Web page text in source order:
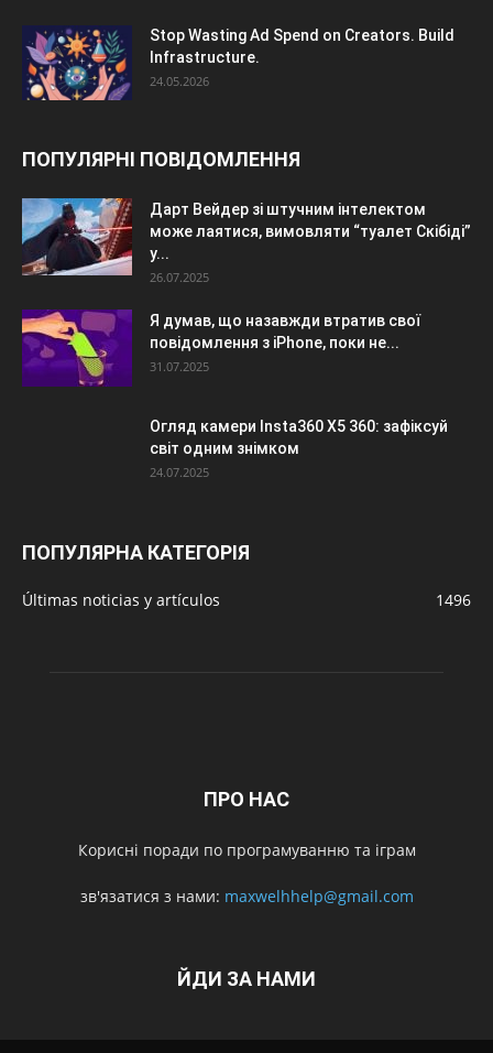
Stop Wasting Ad Spend on Creators. Build
Infrastructure.
24.05.2026
ПОПУЛЯРНІ ПОВІДОМЛЕННЯ
Дарт Вейдер зі штучним інтелектом
може лаятися, вимовляти “туалет Скібіді”
у...
26.07.2025
Я думав, що назавжди втратив свої
повідомлення з iPhone, поки не...
31.07.2025
Огляд камери Insta360 X5 360: зафіксуй
світ одним знімком
24.07.2025
ПОПУЛЯРНА КАТЕГОРІЯ
Últimas noticias y artículos 1496
ПРО НАС
Корисні поради по програмуванню та іграм
зв'язатися з нами: maxwelhhelp@gmail.com
ЙДИ ЗА НАМИ